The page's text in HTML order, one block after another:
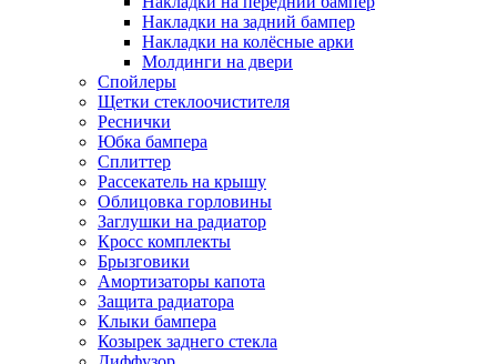
Накладки на задний бампер
Накладки на колёсные арки
Молдинги на двери
Спойлеры
Щетки стеклоочистителя
Реснички
Юбка бампера
Сплиттер
Рассекатель на крышу
Облицовка горловины
Заглушки на радиатор
Кросс комплекты
Брызговики
Амортизаторы капота
Защита радиатора
Клыки бампера
Козырек заднего стекла